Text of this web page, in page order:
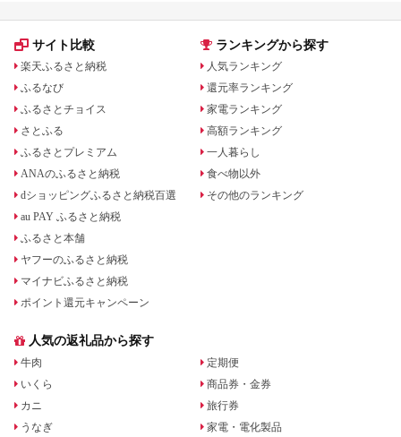
サイト比較
楽天ふるさと納税
ふるなび
ふるさとチョイス
さとふる
ふるさとプレミアム
ANAのふるさと納税
dショッピングふるさと納税百選
au PAY ふるさと納税
ふるさと本舗
ヤフーのふるさと納税
マイナビふるさと納税
ポイント還元キャンペーン
ランキングから探す
人気ランキング
還元率ランキング
家電ランキング
高額ランキング
一人暮らし
食べ物以外
その他のランキング
人気の返礼品から探す
牛肉
いくら
カニ
うなぎ
定期便
商品券・金券
旅行券
家電・電化製品